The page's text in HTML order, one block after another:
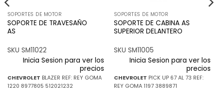
SOPORTES DE MOTOR
SOPORTE DE TRAVESAÑO
AS
SKU SM11022
Inicia Sesion para ver los
precios
CHEVROLET BLAZER REF: REY GOMA
1220 8977805 512021232
SOPORTES DE MOTOR
SOPORTE DE CABINA AS
SUPERIOR DELANTERO
SKU SM11005
Inicia Sesion para ver los
precios
CHEVROLET PICK UP 67 AL 73 REF:
REY GOMA 1197 3889871